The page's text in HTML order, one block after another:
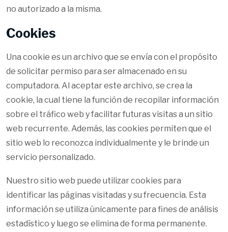
no autorizado a la misma.
Cookies
Una cookie es un archivo que se envía con el propósito
de solicitar permiso para ser almacenado en su
computadora. Al aceptar este archivo, se crea la
cookie, la cual tiene la función de recopilar información
sobre el tráfico web y facilitar futuras visitas a un sitio
web recurrente. Además, las cookies permiten que el
sitio web lo reconozca individualmente y le brinde un
servicio personalizado.
Nuestro sitio web puede utilizar cookies para
identificar las páginas visitadas y su frecuencia. Esta
información se utiliza únicamente para fines de análisis
estadístico y luego se elimina de forma permanente.